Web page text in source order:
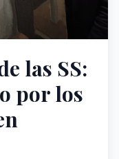
las SS:
por los